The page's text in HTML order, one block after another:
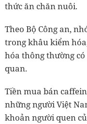
thức ăn chăn nuôi.
Theo Bộ Công an,
trong khâu kiểm
hóa thông thường
quan.
Tiền mua bán
những người Việt
khoản người quen